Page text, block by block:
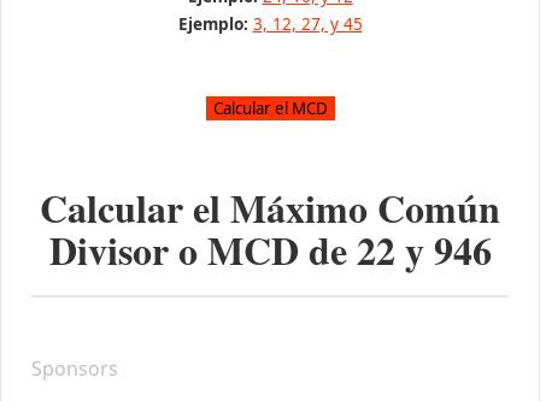
Ejemplo: 3, 12, 27, y 45
Calcular el Máximo Común
Divisor o MCD de22y946
Sponsors